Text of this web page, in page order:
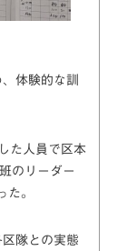
体験的な訓
た人員で区本
のリーダー
。
隊との実態